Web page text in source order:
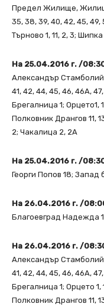
Предел Жилище, Жилище,
35, 38, 39, 40, 42, 45, 49,
Търново 1, 11, 2, 3; Шипка
На 25.04.2016 г. /
Александър
41, 42, 44, 45, 46, 46А,
Брегалница 1; Орцето1,
Полковник Дрангов 11,
2; Чакалица 2, 2А
На 25.04.2016 г. /
Георги Попов 18; Запад
На 26.04.2016 г. /
Благоевград Надежда
На 26.04.2016 г. /
Александър
41, 42, 44, 45, 46, 46А,
Брегалница 1; Орцето 1,
Полковник Дрангов 11,